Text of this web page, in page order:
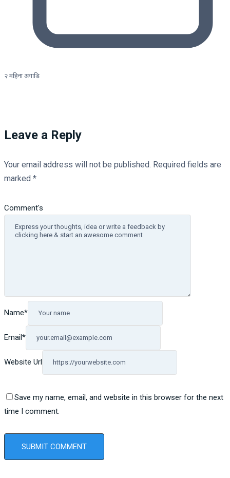
२ महिना अगाडि
Leave a Reply
Your email address will not be published. Required fields are
marked *
Comment's
Name*
Email*
Website Url
Save my name, email, and website in this browser for the next
time I comment.